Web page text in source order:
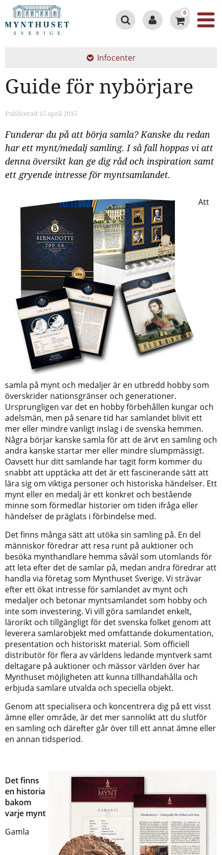
0
Infocenter
Guide för nybörjare
Publicerad 15 april 2015
Funderar du på att börja samla? Kanske du redan
har ett mynt/medalj samling. I så fall hoppas vi att
denna översikt kan ge dig råd och inspiration samt
ett gryende intresse för myntsamlandet.
Att
samla på mynt och medaljer är en utbredd hobby som
överskrider nationsgränser och generationer.
Ursprungligen var det en hobby förbehållen kungar och
adelsmän, men på senare tid har samlandet blivit ett
mer eller mindre vanligt inslag i de svenska hemmen.
Några börjar kanske samla för att de ärvt en samling och
andra kanske startar mer eller mindre slumpmässigt.
Oavsett hur ditt samlande har tagit form kommer du
snabbt att upptäcka att det är ett fascinerande sätt att
lära sig om viktiga personer och historiska händelser. Ett
mynt eller en medalj är ett konkret och bestående
minne som förmedlar historier om tiden ifråga eller
händelser de präglats i förbindelse med.
Det finns många sätt att utöka sin samling på. En del
människor föredrar att resa runt på auktioner och
besöka mynthandlare hemma såväl som utomlands för
att leta efter det de samlar på, medan andra föredrar att
handla via företag som Mynthuset Sverige. Vi strävar
efter ett ökat intresse för samlandet av mynt och
medaljer och betonar myntsamlandet som hobby och
inte som investering. Vi vill göra samlandet enkelt,
lärorikt och tillgängligt för det svenska folket genom att
leverera samlarobjekt med omfattande dokumentation,
presentation och historiskt material. Som officiell
distributör för flera av världens ledande myntverk samt
deltagare på auktioner och mässor världen över har
Mynthuset möjligheten att kunna tillhandahålla och
erbjuda samlare utvalda och speciella objekt.
Genom att specialisera och koncentrera dig på ett visst
ämne eller område, är det mer sannolikt att du slutför
en samling och därefter går över till ett annat ämne eller
en annan tidsperiod.
Det finns
en historia
bakom
varje mynt
Gamla